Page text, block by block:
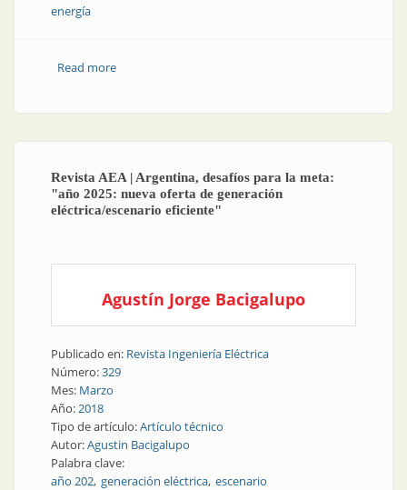
energía
Read moreabout Consumo eléctrico| El año comenzó con
Revista AEA | Argentina, desafíos para la meta:
"año 2025: nueva oferta de generación
eléctrica/escenario eficiente"
Agustín Jorge Bacigalupo
Publicado en: Revista Ingeniería Eléctrica
Número:329
Mes: Marzo
Año:2018
Tipo de artículo:Artículo técnico
Autor:Agustin Bacigalupo
Palabra clave:
año 202 generación eléctrica escenario